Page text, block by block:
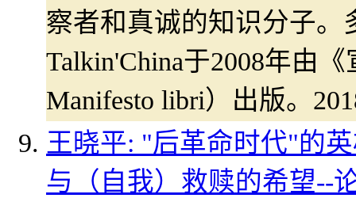
察者和真诚的知识分子
Talkin'China于2008年由
Manifesto libri）出版。
王晓平: "后革命时代"的
与（自我）救赎的希望--